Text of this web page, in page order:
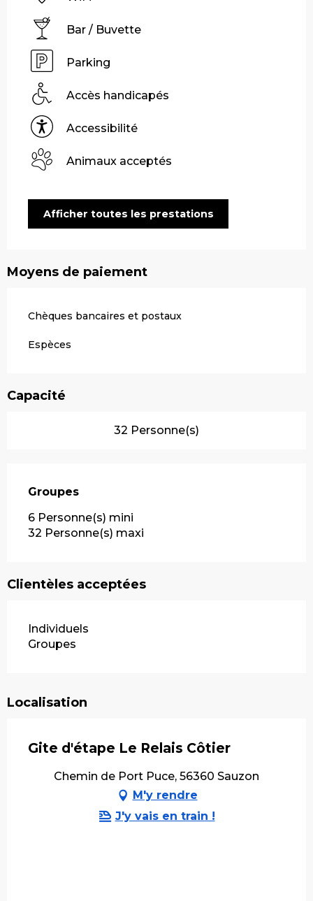
Bar / Buvette
Parking
Accès handicapés
Accessibilité
Animaux acceptés
Afficher toutes les prestations
Moyens de paiement
Chèques bancaires et postaux
Espèces
Capacité
32 Personne(s)
Groupes
Groupes
6 Personne(s) mini
32 Personne(s) maxi
Clientèles acceptées
Individuels
Groupes
Localisation
Gite d'étape Le Relais Côtier
Chemin de Port Puce, 56360 Sauzon
M'y rendre
J'y vais en train !